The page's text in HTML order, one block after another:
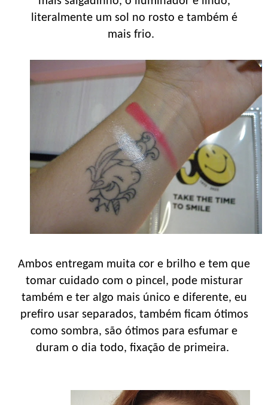
literalmente um sol no rosto e também é
mais frio.
Ambos entregam muita cor e brilho e tem que
tomar cuidado com o pincel, pode misturar
também e ter algo mais único e diferente, eu
prefiro usar separados, também ficam ótimos
como sombra, são ótimos para esfumar e
duram o dia todo, fixação de primeira.